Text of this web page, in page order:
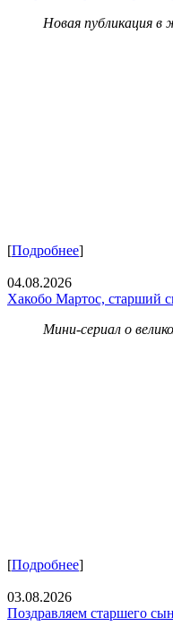
Новая публикация в
[Подробнее]
04.08.2026
Хакобо Мартос, старший
Мини-сериал о
[Подробнее]
03.08.2026
Поздравляем старшего